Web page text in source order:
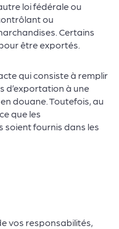
loi fédérale ou
ou
Certains
être exportés.
qui consiste à remplir
d’exportation à une
douane. Toutefois, au
que les
soient fournis dans les
vos responsabilités,